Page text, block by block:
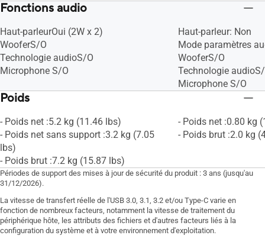
Fonctions audio
Haut-parleurOui (2W x 2)
WooferS/O
Technologie audioS/O
Microphone S/O
Haut-parleur: Non
Mode paramètres
WooferS/O
Technologie
Microphone S/O
Poids
- Poids net :5.2 kg (11.46 lbs)
- Poids net sans support :3.2 kg (7.05
lbs)
- Poids brut :7.2 kg (15.87 lbs)
- Poids net :0.80 kg
- Poids brut :2.0 kg
Périodes de support des mises à jour de sécurité du produit : 3 ans (jusqu'au
31/12/2026).
La vitesse de transfert réelle de l'USB 3.0, 3.1, 3.2 et/ou Type-C varie en
fonction de nombreux facteurs, notamment la vitesse de traitement du
périphérique hôte, les attributs des fichiers et d'autres facteurs liés à la
configuration du système et à votre environnement d'exploitation.